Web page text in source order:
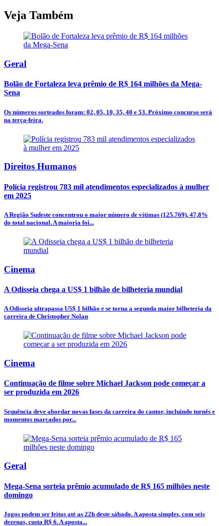
Veja Também
Geral
Bolão de Fortaleza leva prêmio de R$ 164 milhões da Mega-
Sena
Os números sorteados foram: 02, 05, 10, 35, 40 e 53. Próximo concurso será
na terça-feira.
Direitos Humanos
Polícia registrou 783 mil atendimentos especializados à mulher
em 2025
A Região Sudeste concentrou o maior número de vítimas (125.769), 47,8%
do total nacional. A maioria foi...
Cinema
A Odisseia chega a US$ 1 bilhão de bilheteria mundial
A Odisseia ultrapassa US$ 1 bilhão e se torna a segunda maior bilheteria da
carreira de Christopher Nolan
Cinema
Continuação de filme sobre Michael Jackson pode começar a
ser produzida em 2026
Sequência deve abordar novas fases da carreira do cantor, incluindo turnês e
momentos marcados por...
Geral
Mega-Sena sorteia prêmio acumulado de R$ 165 milhões neste
domingo
Jogos podem ser feitos até as 22h deste sábado. A aposta simples, com seis
dezenas, custa R$ 6. A aposta...